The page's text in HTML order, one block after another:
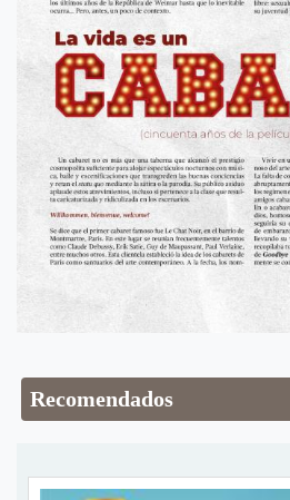
Recomendados